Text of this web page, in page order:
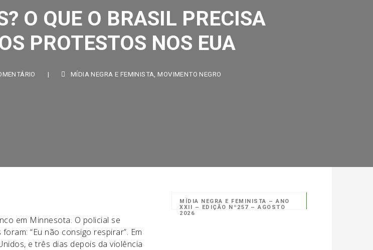
O QUE O BRASIL PRECISA
PROTESTOS NOS EUA
em Minnesota. O policial se
“Eu não consigo respirar”. Em
e três dias depois da violência
MÍDIA NEGRA E FEMINISTA – ANO
XXII – EDIÇÃO Nº257 – AGOSTO
2026